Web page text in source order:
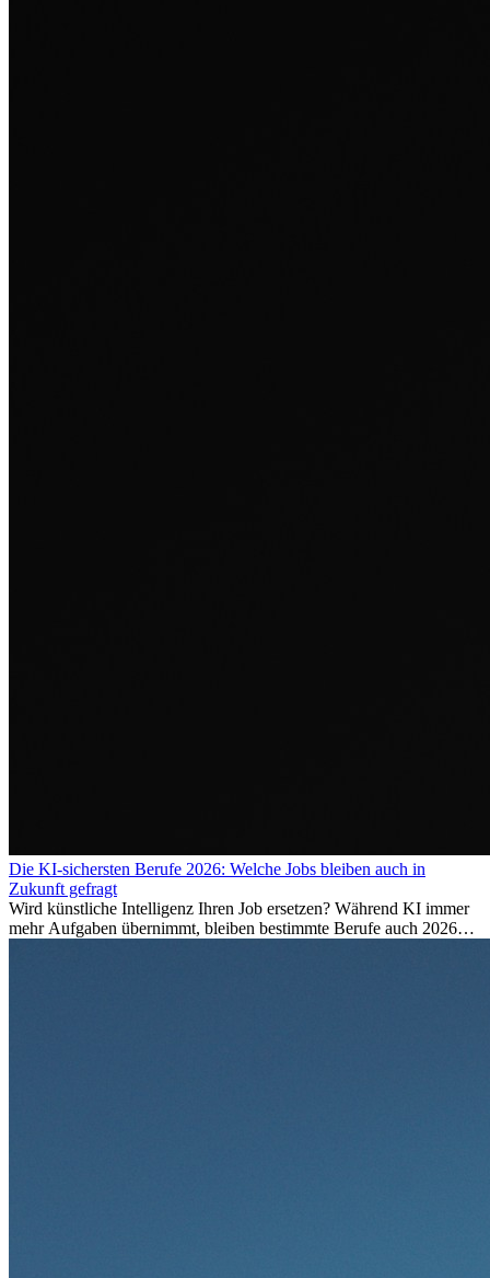
Die KI-sichersten Berufe 2026: Welche Jobs bleiben auch in
Zukunft gefragt
Wird künstliche Intelligenz Ihren Job ersetzen? Während KI immer
mehr Aufgaben übernimmt, bleiben bestimmte Berufe auch 2026